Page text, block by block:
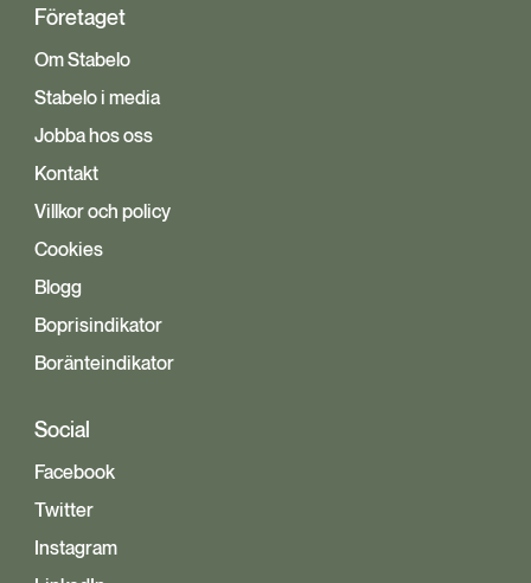
Företaget
Om Stabelo
Stabelo i media
Jobba hos oss
Kontakt
Villkor och policy
Cookies
Blogg
Boprisindikator
Boränteindikator
Social
Facebook
Twitter
Instagram